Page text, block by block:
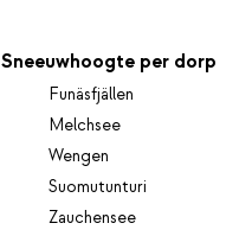
Sneeuwhoogte per dorp
Funäsfjällen
Melchsee
Wengen
Suomutunturi
Zauchensee